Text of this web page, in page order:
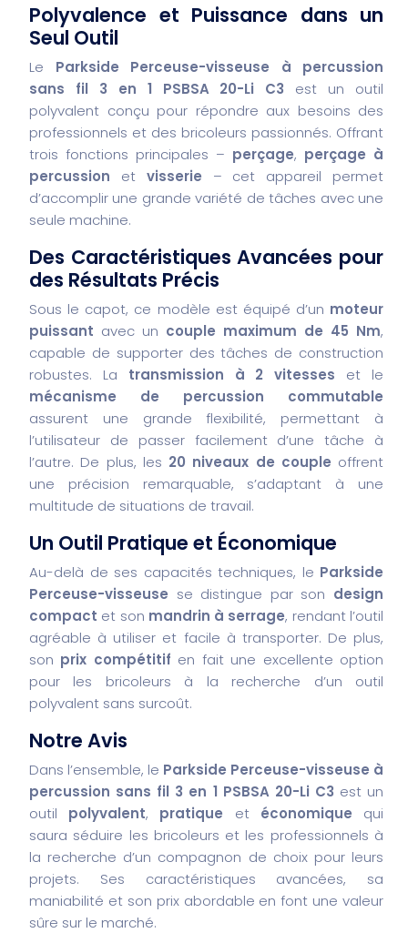
Polyvalence et Puissance dans un
Seul Outil
Le Parkside Perceuse-visseuse à percussion
sans fil 3 en 1 PSBSA 20-Li C3 est un outil
polyvalent conçu pour répondre aux besoins des
professionnels et des bricoleurs passionnés. Offrant
trois fonctions principales – perçage, perçage à
percussion et visserie – cet appareil permet
d’accomplir une grande variété de tâches avec une
seule machine.
Des Caractéristiques Avancées pour
des Résultats Précis
Sous le capot, ce modèle est équipé d’un moteur
puissant avec un couple maximum de 45 Nm,
capable de supporter des tâches de construction
robustes. La transmission à 2 vitesses et le
mécanisme de percussion commutable
assurent une grande flexibilité, permettant à
l’utilisateur de passer facilement d’une tâche à
l’autre. De plus, les 20 niveaux de couple offrent
une précision remarquable, s’adaptant à une
multitude de situations de travail.
Un Outil Pratique et Économique
Au-delà de ses capacités techniques, le Parkside
Perceuse-visseuse se distingue par son design
compact et son mandrin à serrage, rendant l’outil
agréable à utiliser et facile à transporter. De plus,
son prix compétitif en fait une excellente option
pour les bricoleurs à la recherche d’un outil
polyvalent sans surcoût.
Notre Avis
Dans l’ensemble, le Parkside Perceuse-visseuse à
percussion sans fil 3 en 1 PSBSA 20-Li C3 est un
outil polyvalent, pratique et économique qui
saura séduire les bricoleurs et les professionnels à
la recherche d’un compagnon de choix pour leurs
projets. Ses caractéristiques avancées, sa
maniabilité et son prix abordable en font une valeur
sûre sur le marché.